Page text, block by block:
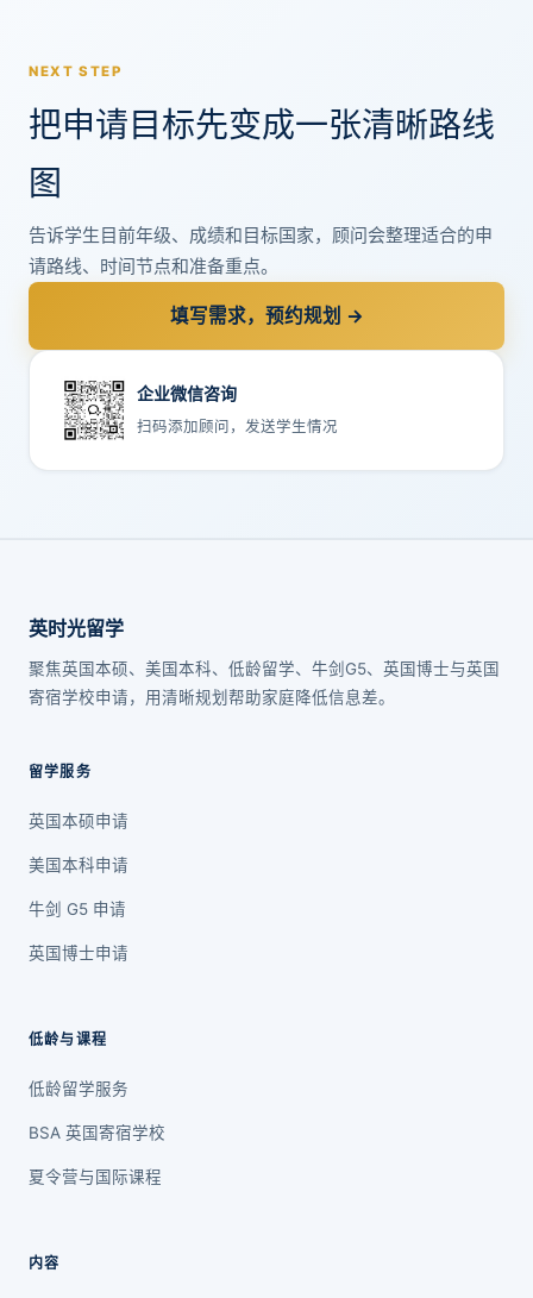
NEXT STEP
把申请目标先变成一张清晰路线
图
告诉学生目前年级、成绩和目标国家，顾问会整理适合的申
请路线、时间节点和准备重点。
填写需求，预约规划 →
企业微信咨询
扫码添加顾问，发送学生情况
英时光留学
聚焦英国本硕、美国本科、低龄留学、牛剑G5、英国博士与英国
寄宿学校申请，用清晰规划帮助家庭降低信息差。
留学服务
英国本硕申请
美国本科申请
牛剑 G5 申请
英国博士申请
低龄与课程
低龄留学服务
BSA 英国寄宿学校
夏令营与国际课程
内容